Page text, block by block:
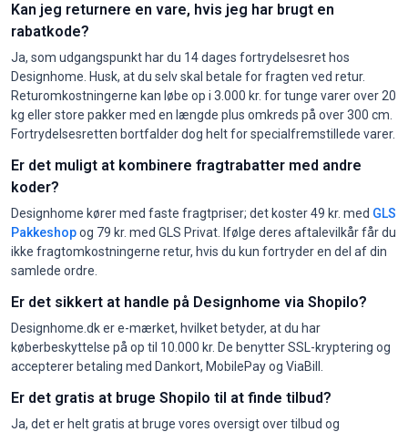
Kan jeg returnere en vare, hvis jeg har brugt en
rabatkode?
Ja, som udgangspunkt har du 14 dages fortrydelsesret hos
Designhome. Husk, at du selv skal betale for fragten ved retur.
Returomkostningerne kan løbe op i 3.000 kr. for tunge varer over 20
kg eller store pakker med en længde plus omkreds på over 300 cm.
Fortrydelsesretten bortfalder dog helt for specialfremstillede varer.
Er det muligt at kombinere fragtrabatter med andre
koder?
Designhome kører med faste fragtpriser; det koster 49 kr. med GLS
Pakkeshopog 79 kr. med GLS Privat. Ifølge deres aftalevilkår får du
ikke fragtomkostningerne retur, hvis du kun fortryder en del af din
samlede ordre.
Er det sikkert at handle på Designhome via Shopilo?
Designhome.dk er e-mærket, hvilket betyder, at du har
køberbeskyttelse på op til 10.000 kr. De benytter SSL-kryptering og
accepterer betaling med Dankort, MobilePay og ViaBill.
Er det gratis at bruge Shopilo til at finde tilbud?
Ja, det er helt gratis at bruge vores oversigt over tilbud og